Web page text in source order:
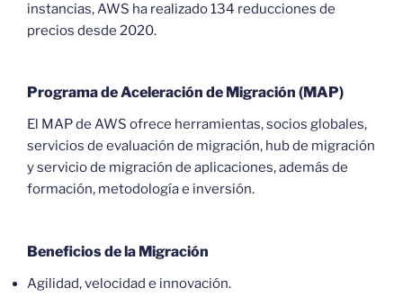
instancias, AWS ha realizado 134 reducciones de
precios desde 2020.
Programa de Aceleración de Migración (MAP)
El MAP de AWS ofrece herramientas, socios globales,
servicios de evaluación de migración, hub de migración
y servicio de migración de aplicaciones, además de
formación, metodología e inversión.
Beneficios de la Migración
Agilidad, velocidad e innovación.